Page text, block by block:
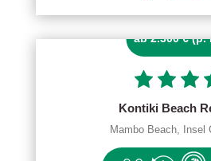
ab 2.300 € (p.
Kontiki Beach
Mambo Beach, Insel